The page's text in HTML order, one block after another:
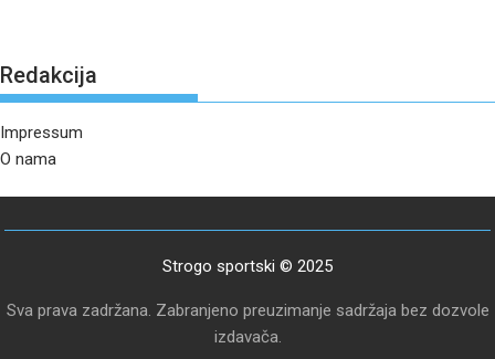
Redakcija
Impressum
O nama
Strogo sportski © 2025
Sva prava zadržana. Zabranjeno preuzimanje sadržaja bez dozvole
izdavača.